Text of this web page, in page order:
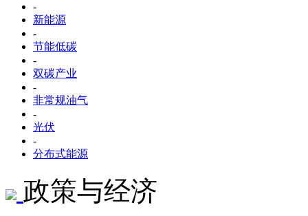
-
新能源
-
节能低碳
-
双碳产业
-
非常规油气
-
光伏
-
分布式能源
政策与经济